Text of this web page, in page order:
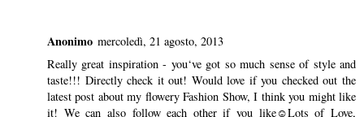
Anonimo mercoledì, 21 agosto, 2013
Really great inspiration - you‘ve got so much sense of style and
taste!!! Directly check it out! Would love if you checked out the
latest post about my flowery Fashion Show, I think you might like
it! We can also follow each other if you like☺Lots of Love,